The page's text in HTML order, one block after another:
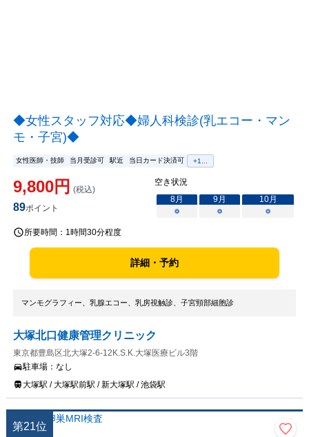
◆女性スタッフ対応◆婦人科検診(乳エコー・マン
モ・子宮)◆
女性医師・技師 当月受診可 駅近 当日カード決済可 +1...
9,800円 (税込)
89ポイント
空き状況
8月 9月 10月
○
○ ○
所要時間： 1時間30分程度
詳細・予約
マンモグラフィー、乳腺エコー、乳房視触診、子宮頸部細胞診
大塚北口健康管理クリニック
東京都豊島区北大塚2-6-12K.S.K.大塚医療ビル3階
駐車場： なし
大塚駅 / 大塚駅前駅 / 新大塚駅 / 池袋駅
第21位